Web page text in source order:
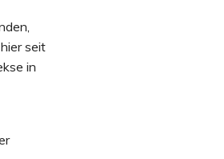
seit
in